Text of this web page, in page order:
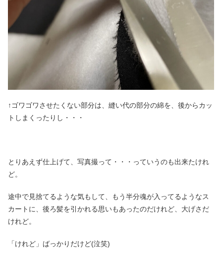
↑ゴワゴワさせたくない部分は、縫い代の部分の綿を、後からカッ
トしまくったりし・・・
とりあえず仕上げて、写真撮って・・・っていうのも出来たけれ
ど。
途中で見捨てるような気もして、もう半分魂が入ってるようなス
カートに、後ろ髪を引かれる思いもあったのだけれど、大げさだ
けれど。
「けれど」ばっかりだけど(泣笑)